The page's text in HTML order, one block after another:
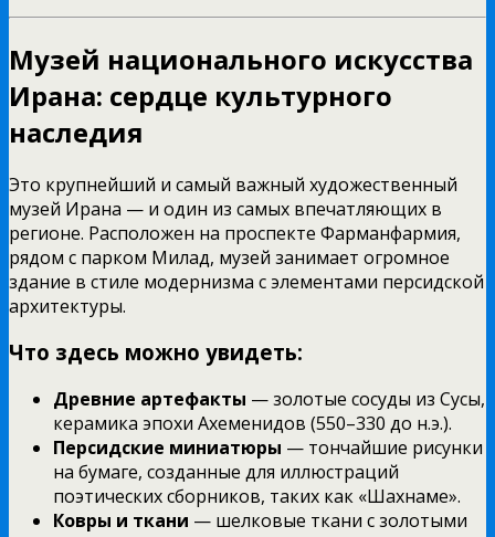
Музей национального искусства
Ирана: сердце культурного
наследия
Это крупнейший и самый важный художественный
музей Ирана — и один из самых впечатляющих в
регионе. Расположен на проспекте Фарманфармия,
рядом с парком Милад, музей занимает огромное
здание в стиле модернизма с элементами персидской
архитектуры.
Что здесь можно увидеть:
Древние артефакты — золотые сосуды из Сусы,
керамика эпохи Ахеменидов (550–330 до н.э.).
Персидские миниатюры — тончайшие рисунки
на бумаге, созданные для иллюстраций
поэтических сборников, таких как «Шахнаме».
Ковры и ткани — шелковые ткани с золотыми